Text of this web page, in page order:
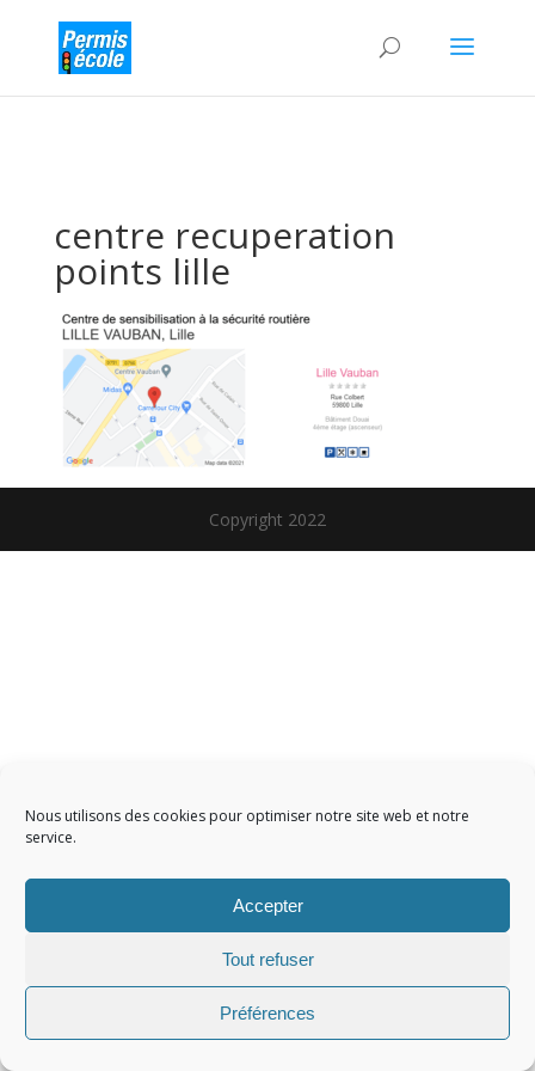
Nous utilisons des cookies pour optimiser notre site web et notre
service.
Accepter
Tout refuser
Préférences
centre recuperation
points lille
Copyright 2022